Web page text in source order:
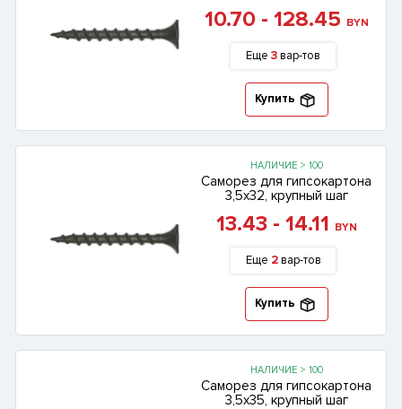
10.70 - 128.45 BYN
Еще 3вар-тов
Купить
НАЛИЧИЕ > 100
Саморез для гипсокартона
3,5х32, крупный шаг
13.43 - 14.11 BYN
Еще 2 вар-тов
Купить
НАЛИЧИЕ > 100
Саморез для гипсокартона
3,5х35, крупный шаг